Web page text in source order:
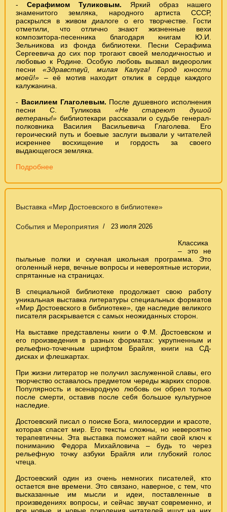
- Серафимом Туликовым. Яркий образ нашего
знаменитого земляка, народного артиста СССР,
раскрылся в живом диалоге о его творчестве. Гости
отметили, что отлично знают жизненные вехи
композитора-песенника благодаря книгам Ю.И.
Зельникова из фонда библиотеки. Песни Серафима
Сергеевича до сих пор трогают своей мелодичностью и
любовью к Родине. Особую любовь вызвал видеоролик
песни «Здравствуй, милая Калуга! Город юности
моей!» – её мотив находит отклик в сердце каждого
калужанина.
- Василием Глаголевым. После душевного исполнения
песни С. Туликова «Не стареют душой
ветераны!» библиотекари рассказали о судьбе генерал-
полковника Василия Васильевича Глаголева. Его
героический путь и боевые заслуги вызвали у читателей
искреннее восхищение и гордость за своего
выдающегося земляка.
Подробнее
Выставка «Мир Достоевского в библиотеке»
События и Мероприятия 23 июля 2026
Классика
– это не
пыльные полки и скучная школьная программа. Это
оголенный нерв, вечные вопросы и невероятные истории,
спрятанные на страницах.
В специальной библиотеке продолжает свою работу
уникальная выставка литературы специальных форматов
«Мир Достоевского в библиотеке», где наследие великого
писателя раскрывается с самых неожиданных сторон.
На выставке представлены книги о Ф.М. Достоевском и
его произведения в разных форматах: укрупненным и
рельефно-точечным шрифтом Брайля, книги на СД-
дисках и флешкартах.
При жизни литератор не получил заслуженной славы, его
творчество оставалось предметом череды жарких споров.
Популярность и всенародную любовь он обрел только
после смерти, оставив после себя большое культурное
наследие.
Достоевский писал о поиске Бога, милосердии и красоте,
которая спасет мир. Его тексты сложны, но невероятно
терапевтичны. Эта выставка поможет найти свой ключ к
пониманию Федора Михайловича – будь то через
рельефную точку азбуки Брайля или глубокий голос
чтеца.
Достоевский один из очень немногих писателей, кто
остается вне времени. Это связано, наверное, с тем, что
высказанные им мысли и идеи, поставленные в
произведениях вопросы, и сейчас звучат современно, и
все новые, и новые поколения читателей ищут на них